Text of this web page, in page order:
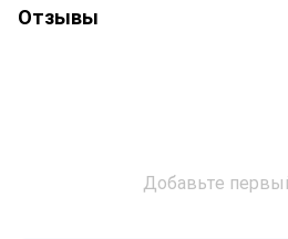
Отзывы
Добавьте